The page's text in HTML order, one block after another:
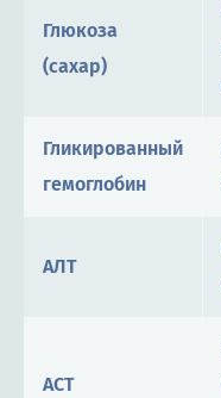
Глюкоза
(сахар)
Гликированный
гемоглобин
АЛТ
АСТ